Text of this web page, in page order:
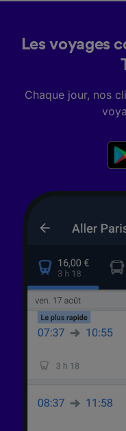
Les voyages
Chaque jour, nos